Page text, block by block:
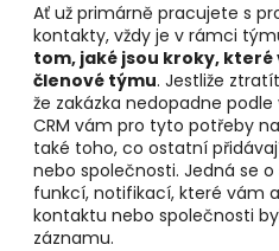
Ať už primárně pracujete s
kontakty, vždy je v rámci
tom, jaké jsou kroky,
členové týmu. Jestliže
že zakázka nedopadne
CRM vám pro tyto potřeby
také toho, co ostatní
nebo společnosti. Jedná se
funkcí, notifikací, které vám
kontaktu nebo společnosti
záznamu.